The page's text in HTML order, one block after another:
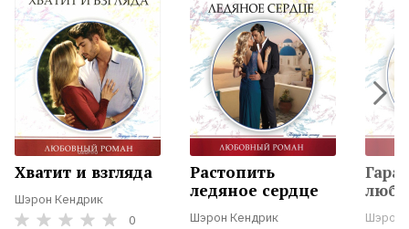
Хватит и взгляда
Шэрон Кендрик
0
Растопить
ледяное сердце
Шэрон Кендрик
Шэрон